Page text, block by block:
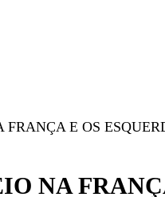
E OS
NA